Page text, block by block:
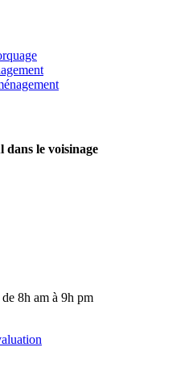
dans le voisinage
8h am à 9h pm